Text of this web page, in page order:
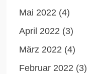
Mai 2022 (4)
April 2022 (3)
März 2022 (4)
Februar 2022 (3)